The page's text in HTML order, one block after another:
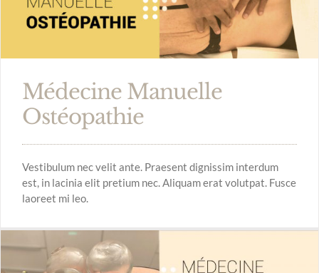
Médecine Manuelle
Ostéopathie
Vestibulum nec velit ante. Praesent dignissim interdum
est, in lacinia elit pretium nec. Aliquam erat volutpat. Fusce
laoreet mi leo.